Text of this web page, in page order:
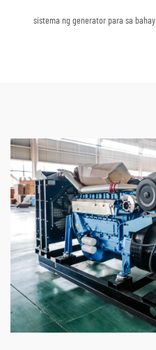
sistema ng generator para sa bahay